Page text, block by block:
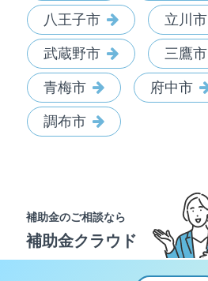
八王子市 立川市
武蔵野市 三鷹市
青梅市 府中市
調布市
補助金のご相談なら
補助金クラウド